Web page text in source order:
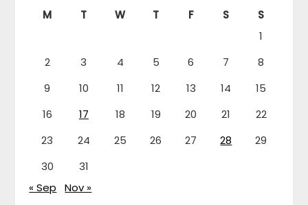
M T W T F S
S
1
2
3 4 5 6 7
8
9
10 11 12 13 14
15
16
17 18 19 20 21
22
23
24 25 26 27 28
29
30
31
« Sep
Nov »